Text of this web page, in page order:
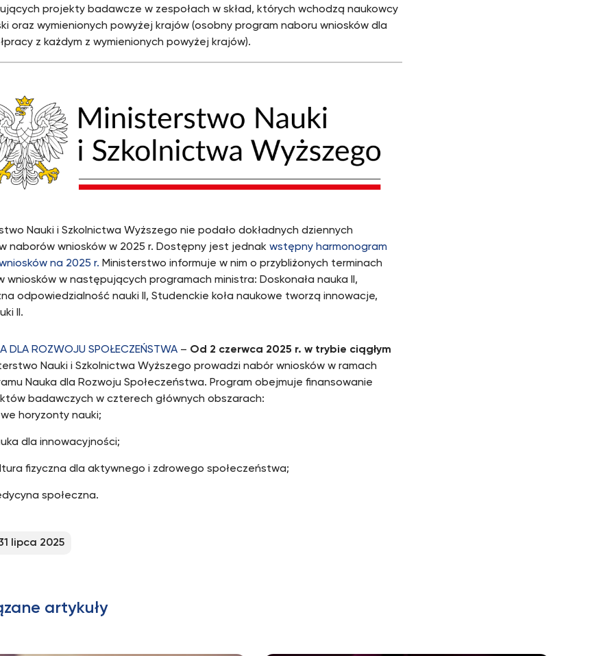
projekty badawcze w zespołach w skład, których wchodzą naukowcy
oraz wymienionych powyżej krajów (osobny program naboru wniosków dla
z każdym z wymienionych powyżej krajów).
Nauki i Szkolnictwa Wyższego nie podało dokładnych dziennych
naborów wniosków w 2025 r. Dostępny jest jednak wstępny harmonogram
na 2025 r. Ministerstwo informuje w nim o przybliżonych terminach
wniosków w następujących programach ministra: Doskonała nauka II,
odpowiedzialność nauki II, Studenckie koła naukowe tworzą innowacje,
II.
DLA ROZWOJU SPOŁECZEŃSTWA – Od 2 czerwca 2025 r. w trybie ciągłym
Nauki i Szkolnictwa Wyższego prowadzi nabór wniosków w ramach
Nauka dla Rozwoju Społeczeństwa. Program obejmuje finansowanie
badawczych w czterech głównych obszarach:
horyzonty nauki;
dla innowacyjności;
fizyczna dla aktywnego i zdrowego społeczeństwa;
społeczna.
lipca 2025
artykuły